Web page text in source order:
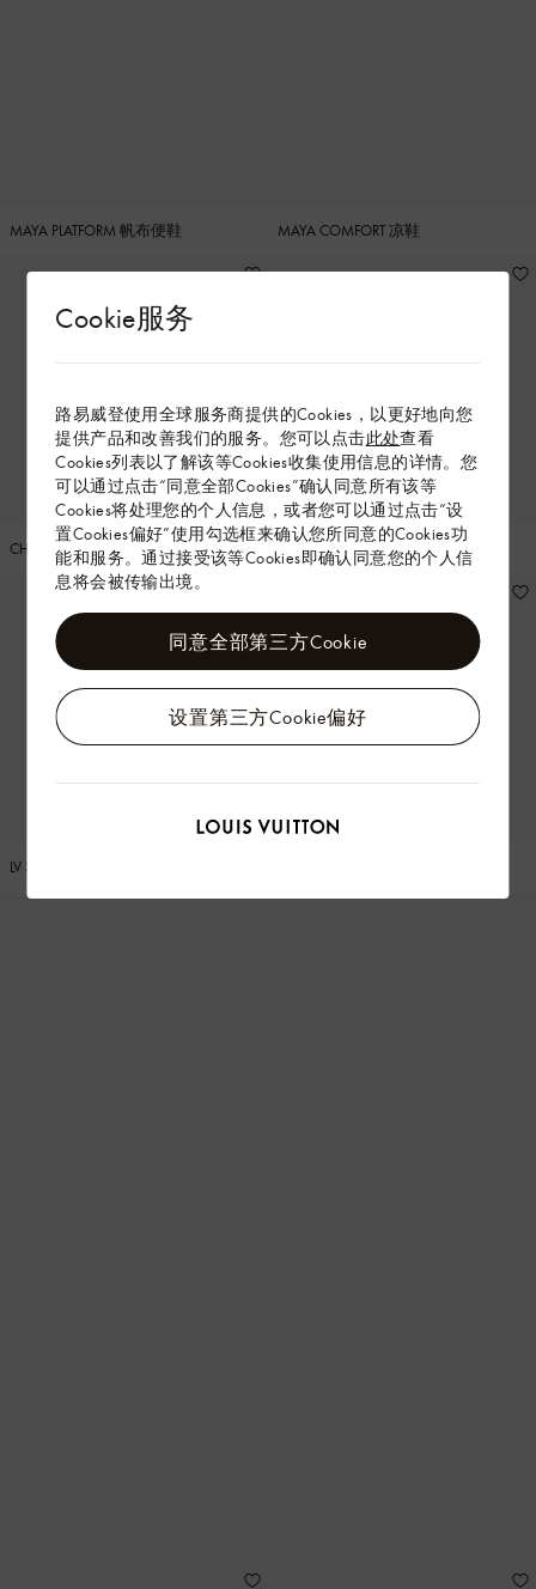
Cookie服务
路易威登使用全球服务商提供的Cookies，以更好地向您
提供产品和改善我们的服务。您可以点击此处查看
Cookies列表以了解该等Cookies收集使用信息的详情。您
可以通过点击“同意全部Cookies”确认同意所有该等
Cookies将处理您的个人信息，或者您可以通过点击“设
置Cookies偏好”使用勾选框来确认您所同意的Cookies功
能和服务。通过接受该等Cookies即确认同意您的个人信
息将会被传输出境。
设置第三方Cookie偏好
同意全部第三方Cookie
MAYA PLATFORM 帆布便鞋 MAYA COMFORT 凉鞋
CHAMELEON COMFORT 凉鞋 CHAMELEON COMFORT 凉鞋
LV SUNSET COMFORT 平底凉鞋